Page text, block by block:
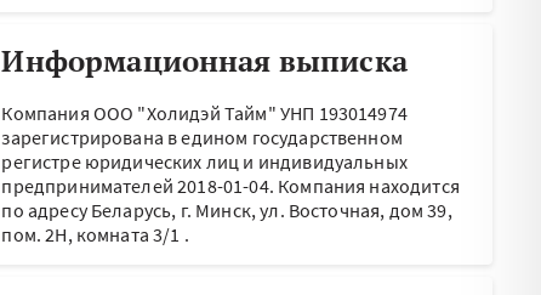
Информационная выписка
Компания ООО "Холидэй Тайм" УНП 193014974
зарегистрирована в едином государственном
регистре юридических лиц и индивидуальных
предпринимателей 2018-01-04. Компания находится
по адресуБеларусь, г. Минск, ул. Восточная, дом 39,
пом. 2Н, комната 3/1 .